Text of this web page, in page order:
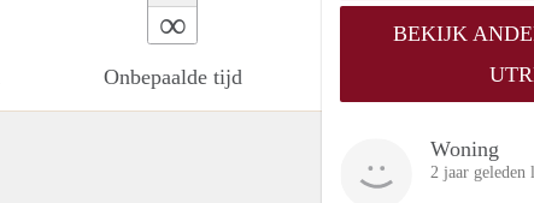
∞
Onbepaalde tijd
BEKIJK
Woning
2 jaar geleden